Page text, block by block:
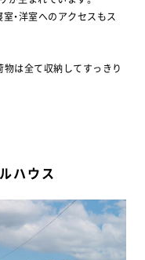
・洋室へのアクセスもス
は全て収納してすっきり
ハウス